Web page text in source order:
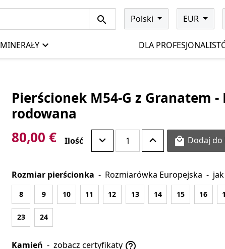
Polski EUR
MINERAŁY DLA
Pierścionek M54-G z Granatem
rodowana
80,00 €
Ilość  Dodaj do
Rozmiar pierścionka - Rozmiarówka Europejska -
8 9 10 11 12 13 14 15 16
23 24
Kamień - zobacz certyfikaty 